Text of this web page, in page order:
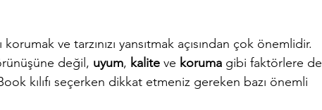
korumak ve tarzınızı yansıtmak açısından çok önemlidir.
değil, uyum, kalite ve koruma gibi faktörlere de
kılıfı seçerken dikkat etmeniz gereken bazı önemli